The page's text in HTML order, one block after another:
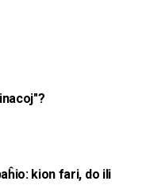
kion fari, do ili